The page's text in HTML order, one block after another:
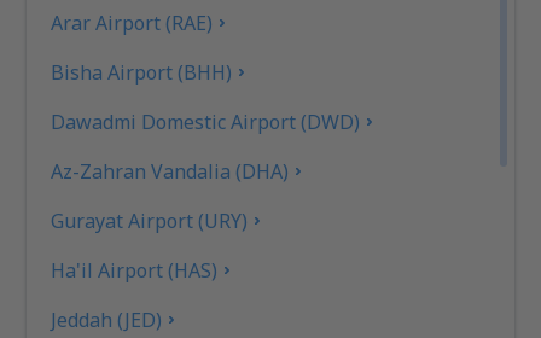
Arar Airport (RAE)
Bisha Airport (BHH)
Dawadmi Domestic Airport (DWD)
Az-Zahran Vandalia (DHA)
Gurayat Airport (URY)
Ha'il Airport (HAS)
Jeddah (JED)